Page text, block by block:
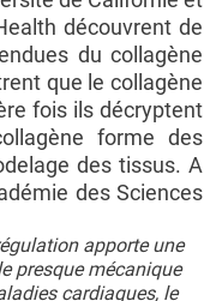
découvrent de
du collagène
que le collagène
fois ils décryptent
forme des
des tissus. A
des Sciences
apporte une
presque mécanique
cardiaques, le